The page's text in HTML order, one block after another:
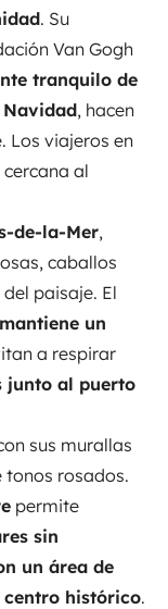
. Su
Van Gogh
tranquilo de
Navidad, hacen
Los viajeros en
al
de-la-Mer,
caballos
paisaje. El
un
a respirar
junto al puerto
sus murallas
tonos rosados.
permite
sin
un área de
centro histórico.